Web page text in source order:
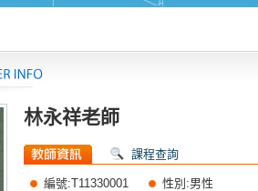
林永祥老師
課程查詢
編號:T11330001 性別:男性